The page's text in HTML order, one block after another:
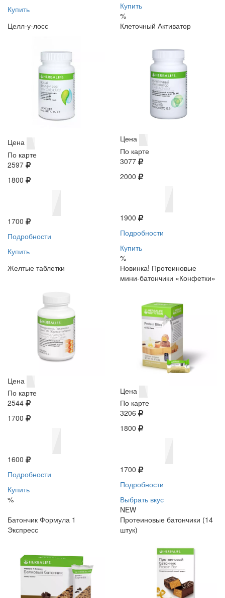
Купить
Купить
%
Целл-у-лосс
Цена
По карте
2597
1800
1700
Подробности
Купить
Клеточный Активатор
Цена
По карте
3077
2000
1900
Подробности
Купить
%
Желтые таблетки
Цена
По карте
2544
1700
1600
Подробности
Купить
%
Новинка! Протеиновые
мини-батончики «Конфетки»
Цена
По карте
3206
1800
1700
Подробности
Выбрать вкус
NEW
Батончик Формула 1
Экспресс
Протеиновые батончики (14
штук)